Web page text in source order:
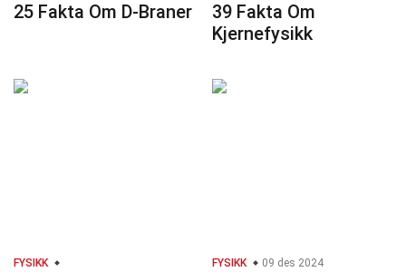
25 Fakta Om D-Braner
39 Fakta Om
Kjernefysikk
FYSIKK FYSIKK 09 des 2024